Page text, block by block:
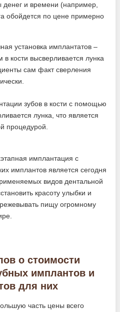
денег и времени (например,
обойдется по цене примерно
установка имплантатов –
в кости высверливается лунка
сам факт сверления
имплантация с
имплантов является сегодня
видов дентальной
красоту улыбки и
пищу огромному
о стоимости
имплантов и
для них
часть цены всего